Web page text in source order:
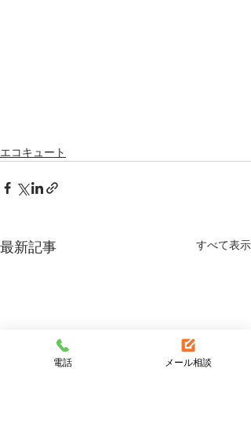
エコキュート
最新記事 すべて表示
電話 メール相談